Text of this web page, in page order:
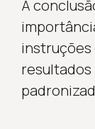
A
instruções